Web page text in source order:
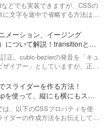
translate(2
」のように記述し
では、各変形機能
す。これにより、
変形の管理が容易
どでも実装できますが、CSSの
に文字を途中で省略する方法はあ
記事の一覧に表示されている文
し…
メーション、イージング
について解説！transitionと
正。cubic-bezierの発音を「キュ
ザイアー」としていますが、正し
で非常に重要な要素である
ニメーション」…
スライダーを作る方法！
を使って、縦にも横にもスラ
スライダーを作っていきまし
は、以下のCSSプロパティを使
イダーの作成方法をお伝えしてい